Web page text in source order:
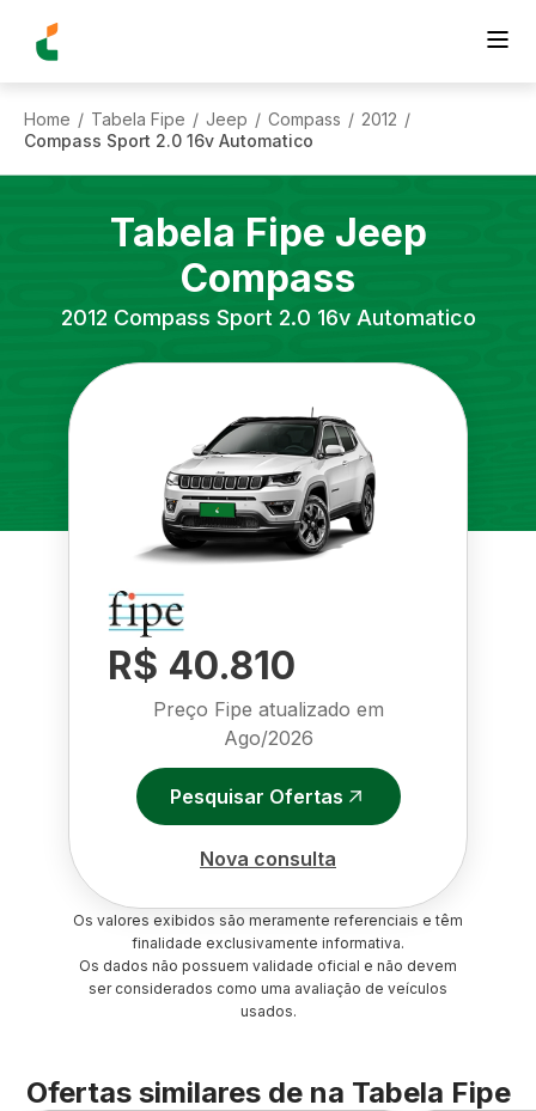
Home / Tabela Fipe / Jeep / Compass / 2012 /
Compass Sport 2.0 16v Automatico
Tabela Fipe Jeep
Compass
2012 Compass Sport 2.0 16v Automatico
R$ 40.810
Preço Fipe atualizado em
Ago/2026
Pesquisar Ofertas
Nova consulta
Os valores exibidos são meramente referenciais e têm
finalidade exclusivamente informativa.
Os dados não possuem validade oficial e não devem
ser considerados como uma avaliação de veículos
usados.
Ofertas similares de na Tabela Fipe